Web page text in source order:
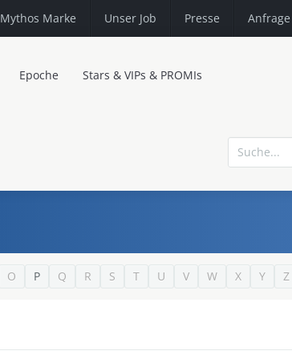
Mythos Marke Unser Job Presse Anfrage
Epoche Stars & VIPs & PROMIs
O P Q R S T U V W X Y Z